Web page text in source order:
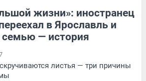
жизни»: иностранец
в Ярославль и
семью — история
листья — три причины